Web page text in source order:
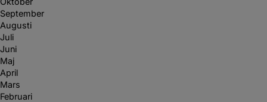
September
Augusti
Juli
Juni
Maj
April
Mars
Februari